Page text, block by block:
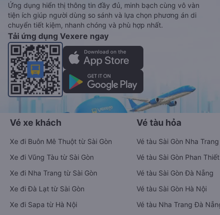
Ứng dụng hiển thị thông tin đầy đủ, minh bạch cùng vô vàn
tiện ích giúp người dùng so sánh và lựa chọn phương án di
chuyển tiết kiệm, nhanh chóng và phù hợp nhất.
Tải ứng dụng Vexere ngay
Vé xe khách
Xe đi Buôn Mê Thuột từ Sài Gòn
Xe đi Vũng Tàu từ Sài Gòn
Xe đi Nha Trang từ Sài Gòn
Xe đi Đà Lạt từ Sài Gòn
Xe đi Sapa từ Hà Nội
Vé tàu hỏa
Vé tàu Sài Gòn Nha Trang
Vé tàu Sài Gòn Phan Thiết
Vé tàu Sài Gòn Đà Nẵng
Vé tàu Sài Gòn Hà Nội
Vé tàu Nha Trang Đà